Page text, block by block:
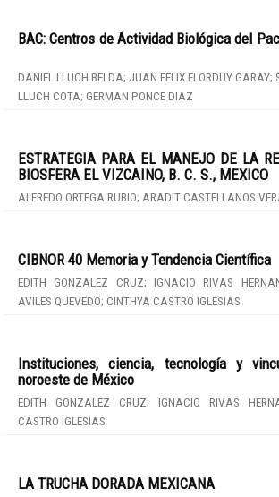
BAC: Centros de Actividad Biológica del
DANIEL LLUCH BELDA; JUAN FELIX ELORDUY GARAY;
LLUCH COTA; GERMAN PONCE DIAZ
ESTRATEGIA PARA EL MANEJO DE LA
BIOSFERA EL VIZCAINO, B. C. S., MEXICO
ALFREDO ORTEGA RUBIO; ARADIT CASTELLANOS
CIBNOR 40 Memoria y Tendencia Científica
EDITH GONZALEZ CRUZ; IGNACIO RIVAS
AVILES QUEVEDO; CINTHYA CASTRO IGLESIAS
Instituciones, ciencia, tecnología y
noroeste de México
EDITH GONZALEZ CRUZ; IGNACIO RIVAS
CASTRO IGLESIAS
LA TRUCHA DORADA MEXICANA